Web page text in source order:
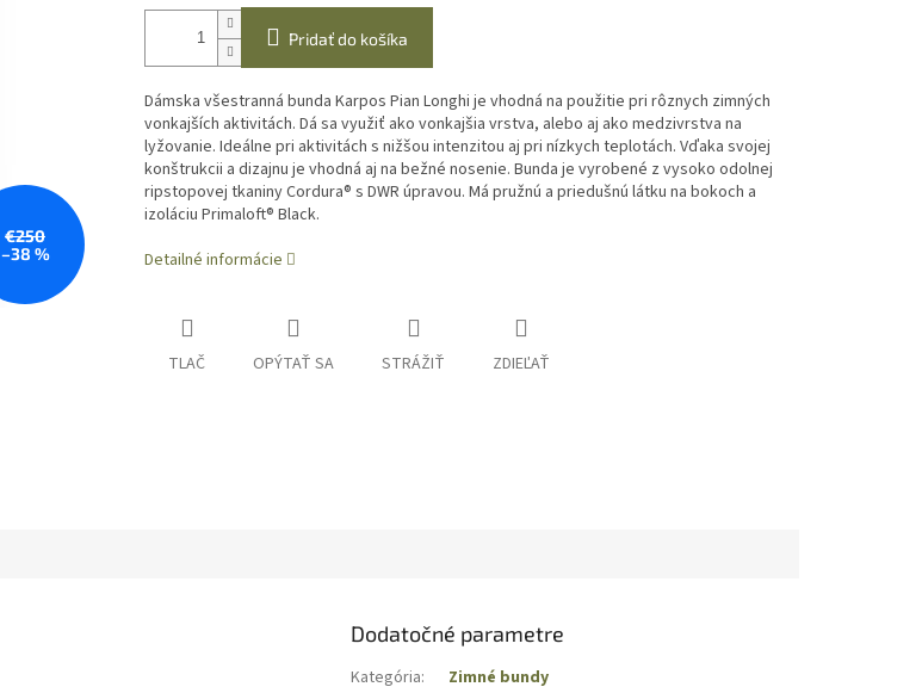
€250
–38 %
Pridať do košíka
Dámska všestranná bunda Karpos Pian Longhi je vhodná na použitie pri rôznych zimných
vonkajších aktivitách. Dá sa využiť ako vonkajšia vrstva, alebo aj ako medzivrstva na
lyžovanie. Ideálne pri aktivitách s nižšou intenzitou aj pri nízkych teplotách. Vďaka svojej
konštrukcii a dizajnu je vhodná aj na bežné nosenie. Bunda je vyrobené z vysoko odolnej
ripstopovej tkaniny Cordura® s DWR úpravou. Má pružnú a priedušnú látku na bokoch a
izoláciu Primaloft® Black.
Detailné informácie
TLAČ OPÝTAŤ SA STRÁŽIŤ ZDIEĽAŤ
Dodatočné parametre
Kategória:
Zimné bundy